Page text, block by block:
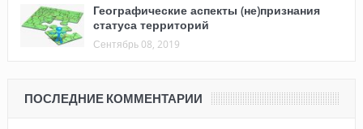
Географические аспекты (не)признания
статуса территорий
Сентябрь 08, 2019
ПОСЛЕДНИЕ КОММЕНТАРИИ